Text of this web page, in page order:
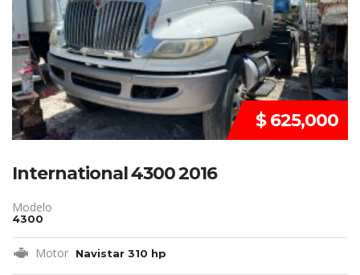
$ 625,000
International 4300 2016
Modelo
4300
Motor Navistar 310 hp